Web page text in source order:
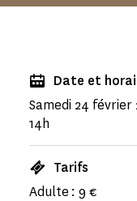
Date et
Samedi 24 février
14h
Tarifs
Adulte : 9 €